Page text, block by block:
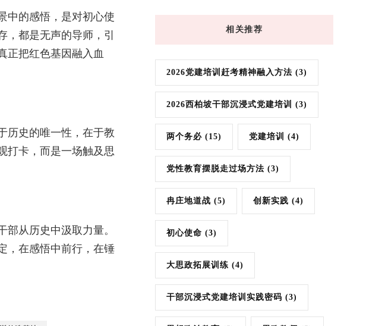
中的感悟，是对初心使
都是无声的导师，引
正把红色基因融入血
历史的唯一性，在于教
打卡，而是一场触及思
从历史中汲取力量。
，在感悟中前行，在锤
相关推荐
2026党建培训赶考精神融入方法 (3)
2026西柏坡干部沉浸式党建培训 (3)
两个务必 (15) 党建培训 (4)
党性教育摆脱走过场方法 (3)
冉庄地道战 (5) 创新实践 (4)
初心使命 (3)
大思政拓展训练 (4)
干部沉浸式党建培训实践密码 (3)